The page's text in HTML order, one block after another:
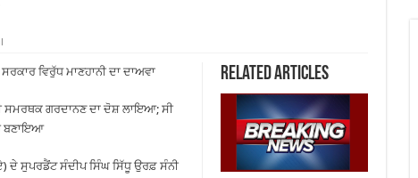
Related Articles
ਵਿਰੁੱਧ ਮਾਣਹਾਨੀ ਦਾ ਦਾਅਵਾ
ਸਮਰਥਕ ਗਰਦਾਨਣ ਦਾ ਦੋਸ਼ ਲਾਇਆ; ਸੀ
ਬਣਾਇਆ
ਦੇ ਸੁਪਰਡੈਂਟ ਸੰਦੀਪ ਸਿੰਘ ਸਿੱਧੂ ਉਰਫ਼ ਸੰਨੀ